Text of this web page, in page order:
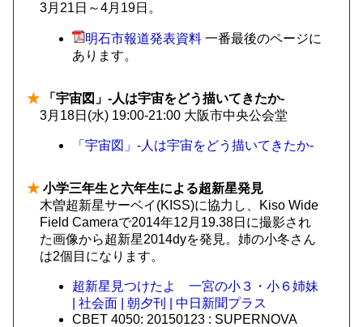
3月21日～4月19日。
明石市報道発表資料 一番最後のページに
あります。
★ 「宇宙図」-人は宇宙をどう描いてきたか-
3月18日(水) 19:00-21:00 大阪市中央公会堂
「宇宙図」-人は宇宙をどう描いてきたか-
★ 小学三年生と六年生による超新星発見
木曽超新星サーベイ(KISS)に協力し、Kiso Wide
Field Cameraで2014年12月19.38日に撮影され
た画像から超新星2014dyを発見。姉の小冬さん
は2個目になります。
超新星見つけたよ 一宮の小３・小６姉妹
| 社会面 | 朝夕刊 | 中日新聞プラス
CBET 4050: 20150123 : SUPERNOVA